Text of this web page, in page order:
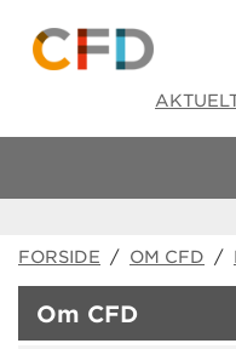
FORSIDE / OM CFD /
Om CFD